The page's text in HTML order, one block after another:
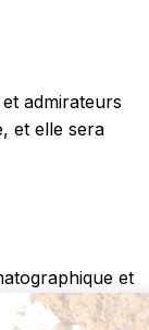
admirateurs
et elle sera
et
laisse un